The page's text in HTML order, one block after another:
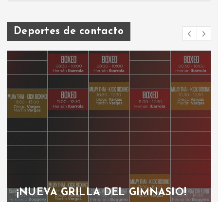
Deportes de contacto
GRILLA DEL GIMNASIO!